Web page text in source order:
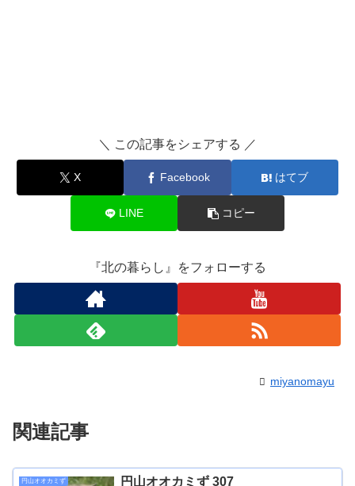
＼ この記事をシェアする ／
X Facebook はてブ
LINE コピー
『北の暮らし』をフォローする
miyanomayu
関連記事
円山オオカミず 円山オオカミず 307